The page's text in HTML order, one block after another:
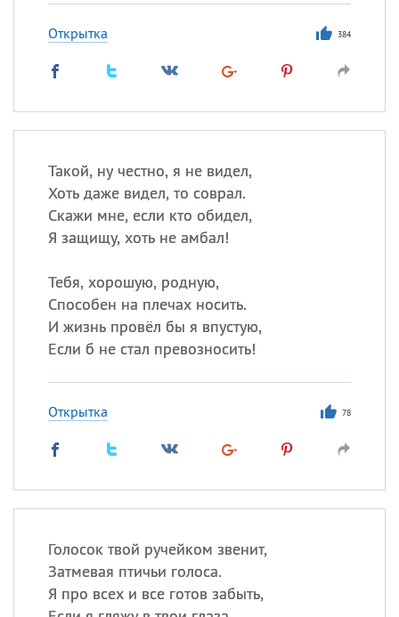
Открытка 384
Такой, ну честно, я не видел,
Хоть даже видел, то соврал.
Скажи мне, если кто обидел,
Я защищу, хоть не амбал!
Тебя, хорошую, родную,
Способен на плечах носить.
И жизнь провёл бы я впустую,
Если б не стал превозносить!
Открытка 78
Голосок твой ручейком звенит,
Затмевая птичьи голоса.
Я про всех и все готов забыть,